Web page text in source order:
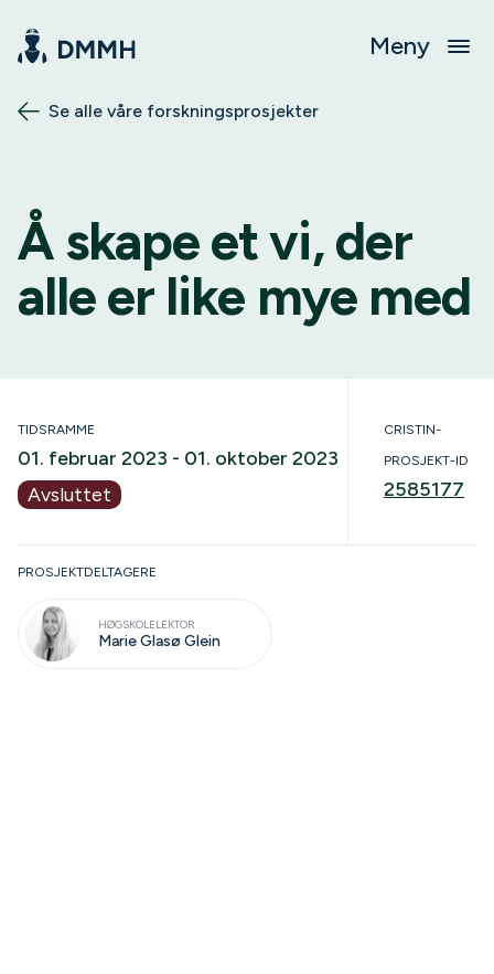
Meny
Se alle våre forskningsprosjekter
Å skape et vi, der
alle er like mye med
TIDSRAMME
01. februar 2023 - 01. oktober 2023
Avsluttet
CRISTIN-
PROSJEKT-ID
2585177
PROSJEKTDELTAGERE
HØGSKOLELEKTOR
Marie Glasø Glein